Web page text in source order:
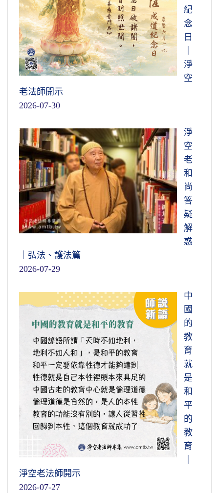
紀
念
日
淨
空
老法師開示
2026-07-30
淨
空
老
和
尚
答
疑
解
惑
｜弘法、護法篇
2026-07-29
中
國
的
教
育
就
是
和
平
的
教
育
淨空老法師開示
2026-07-27